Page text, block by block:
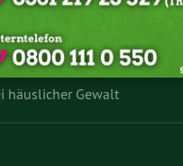
häuslicher Gewalt